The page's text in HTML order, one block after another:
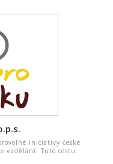
iniciativy české
vzdělání. Tuto cestu